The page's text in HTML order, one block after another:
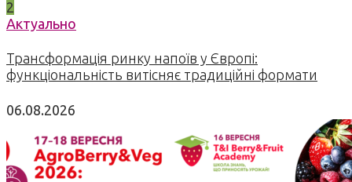
2
Актуально
Трансформація ринку напоїв у Європі:
функціональність витісняє традиційні формати
06.08.2026